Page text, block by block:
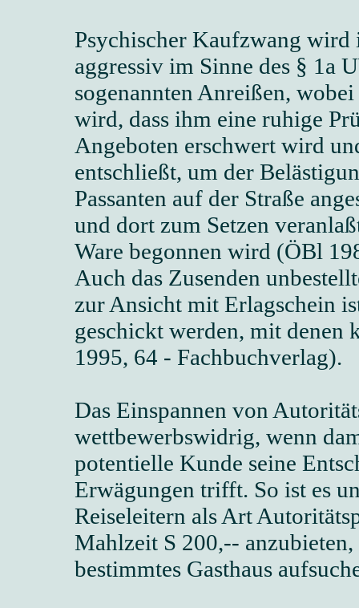
Psychischer Kaufzwang
aggressiv im Sinne des § 1a
sogenannten Anreißen,
wird, dass ihm eine ruhige
Angeboten erschwert wird
entschließt, um der
Passanten auf der Straße
und dort zum Setzen
Ware begonnen wird (ÖBl
Auch das Zusenden
zur Ansicht mit Erlagschein
geschickt werden, mit denen
1995, 64 - Fachbuchverlag).
Das Einspannen von
wettbewerbswidrig, wenn
potentielle Kunde seine
Erwägungen trifft. So ist es
Reiseleitern als Art
Mahlzeit S 200,--
bestimmtes Gasthaus